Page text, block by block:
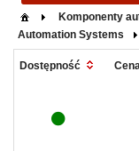
Komponenty
Automation Systems
Dostępność